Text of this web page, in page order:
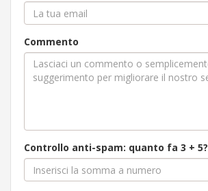
Commento
Controllo anti-spam: quanto fa 3 + 5?